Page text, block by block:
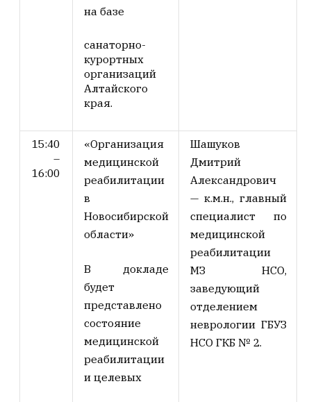
на базе
санаторно-
курортных
организаций
Алтайского
края.
15:40
–
16:00
«Организация
медицинской
реабилитации
в
Новосибирской
области»
В докладе
будет
представлено
состояние
медицинской
реабилитации
и целевых
Шашуков
Дмитрий
Александрович
— к.м.н., главный
специалист по
медицинской
реабилитации
МЗ НСО,
заведующий
отделением
неврологии ГБУЗ
НСО ГКБ № 2.